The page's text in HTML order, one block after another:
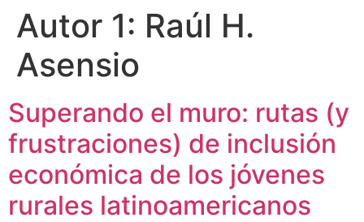
Autor 1: Raúl H.
Asensio
Superando el muro: rutas (y
frustraciones) de inclusión
económica de los jóvenes
rurales latinoamericanos